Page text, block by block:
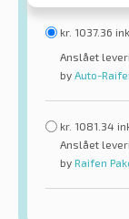
kr. 1037.36
Anslået
by Auto-
kr. 1081.34
Anslået
by Raifen